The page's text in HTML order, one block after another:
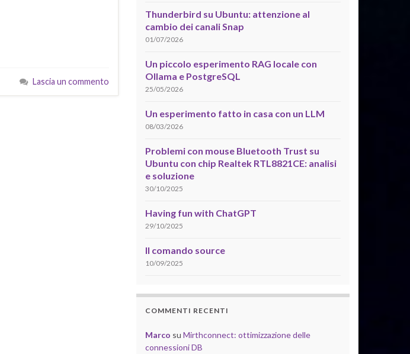
Lascia un commento
Thunderbird su Ubuntu: attenzione al
cambio dei canali Snap
01/07/2026
Un piccolo esperimento RAG locale con
Ollama e PostgreSQL
25/05/2026
Un esperimento fatto in casa con un LLM
08/03/2026
Problemi con mouse Bluetooth Trust su
Ubuntu con chip Realtek RTL8821CE: analisi
e soluzione
30/10/2025
Having fun with ChatGPT
29/10/2025
Il comando source
10/09/2025
COMMENTI RECENTI
Marco su Mirthconnect: ottimizzazione delle
connessioni DB